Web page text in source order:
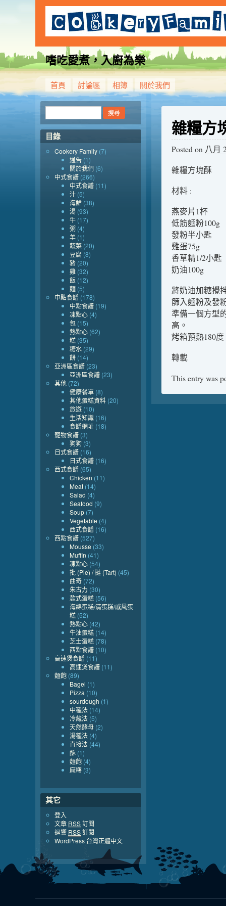
嗜吃愛煮，入廚為樂
首頁 討論區 相簿 關於我們
雜糧方
Posted on 八月
雜糧方塊酥
材料 :
燕麥片1杯
低筋麵粉100g
發粉半小匙
雞蛋75g
香草精1/2小匙
奶油100g
將奶油加糖攪
篩入麵粉及發
準備一個方型
高。
烤箱預熱180
轉載
This entry was
目錄
Cookery Family (7)
通告 (1)
關於我們 (6)
中式食譜 (266)
中式食譜 (11)
汁 (5)
海鮮 (38)
湯 (93)
牛 (17)
粥 (4)
羊 (1)
蔬菜 (20)
豆腐 (8)
豬 (20)
雞 (32)
飯 (12)
麵 (5)
中點食譜 (178)
中點食譜 (19)
凍點心 (4)
包 (15)
熱點心 (62)
糕 (35)
糖水 (29)
餅 (14)
亞洲區食譜 (23)
亞洲區食譜 (23)
其他 (72)
健康餐單 (8)
其他蛋糕資料 (20)
旅遊 (10)
生活知識 (16)
食譜網址 (18)
寵物食譜 (3)
狗狗 (3)
日式食譜 (16)
日式食譜 (16)
西式食譜 (65)
Chicken (11)
Meat (14)
Salad (4)
Seafood (9)
Soup (7)
Vegetable (4)
西式食譜 (16)
西點食譜 (527)
Mousse (33)
Muffin (41)
凍點心 (54)
批 (Pie) / 撻 (Tart) (45)
曲奇 (72)
朱古力 (30)
款式蛋糕 (56)
海綿蛋糕/清蛋糕/戚風蛋
糕 (52)
熱點心 (42)
牛油蛋糕 (14)
芝士蛋糕 (78)
西點食譜 (10)
高速煲食譜 (11)
高速煲食譜 (11)
麵飽 (89)
Bagel (1)
Pizza (10)
sourdough (1)
中種法 (14)
冷藏法 (5)
天然酵母 (2)
湯種法 (4)
直接法 (44)
酥 (1)
麵飽 (4)
麻糬 (3)
其它
登入
文章 RSS訂閱
迴響 RSS訂閱
WordPress 台灣正體中文